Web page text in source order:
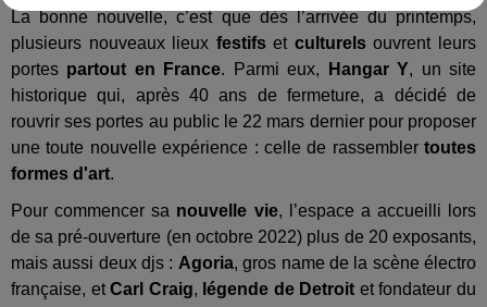
La bonne nouvelle, c’est que dès l’arrivée du printemps,
plusieurs nouveaux lieux festifset culturelsouvrent leurs
portes partout en France. Parmi eux, Hangar Y, un site
historique qui, après 40 ans de fermeture, a décidé de
rouvrir ses portes au public le 22 mars dernier pour proposer
une toute nouvelle expérience : celle de rassembler toutes
formes d'art.
Pour commencer sa nouvelle vie, l’espace a accueilli lors
de sa pré-ouverture (en octobre 2022) plus de 20 exposants,
mais aussi deux djs : Agoria, gros name de la scène électro
française, etCarl Craig, légende de Detroit et fondateur du